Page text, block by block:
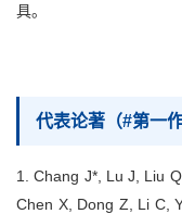
具。
代表论著（#第一
1. Chang J*, Lu J, Liu
Chen X, Dong Z, Li C,